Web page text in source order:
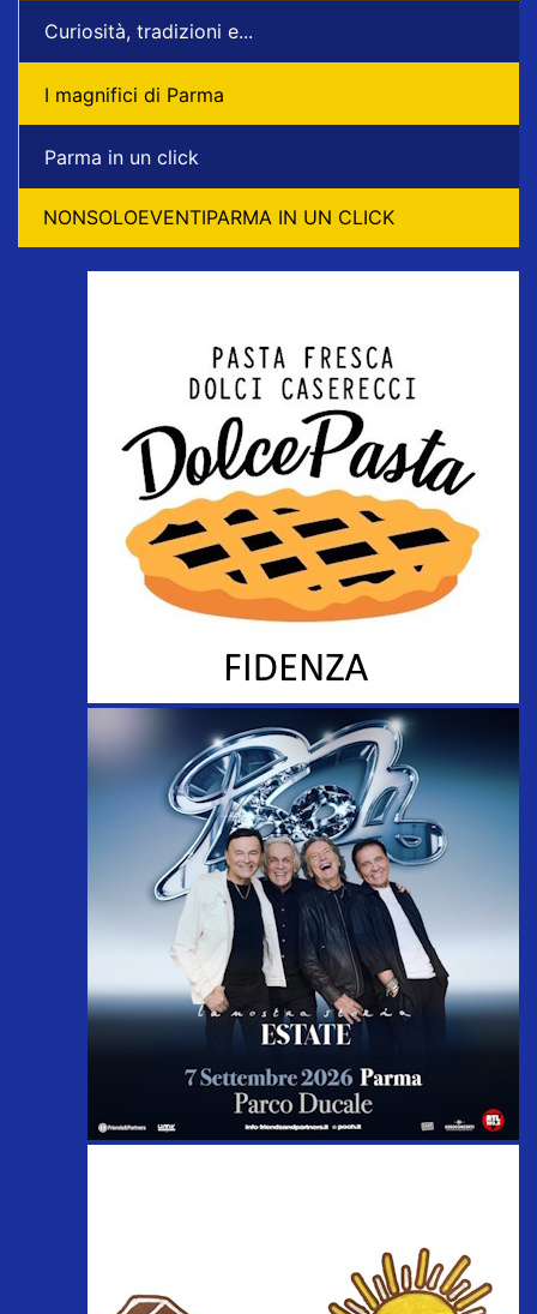
Curiosità, tradizioni e...
I magnifici di Parma
Parma in un click
NONSOLOEVENTIPARMA IN UN CLICK